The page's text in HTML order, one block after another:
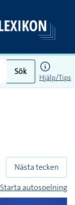
Sök
Hjälp/Tips
Nästa tecken
Starta autospelning